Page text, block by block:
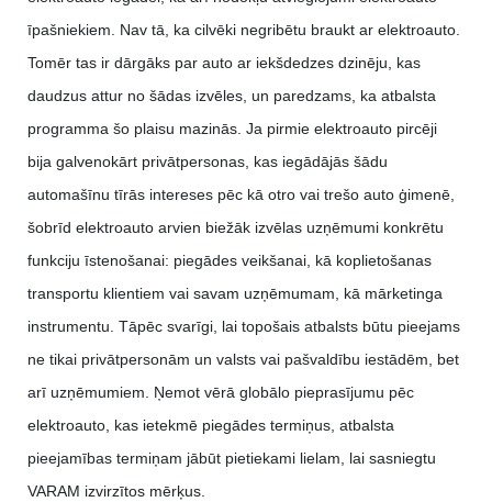
īpašniekiem. Nav tā, ka cilvēki negribētu braukt ar elektroauto.
Tomēr tas ir dārgāks par auto ar iekšdedzes dzinēju, kas
daudzus attur no šādas izvēles, un paredzams, ka atbalsta
programma šo plaisu mazinās. Ja pirmie elektroauto pircēji
bija galvenokārt privātpersonas, kas iegādājās šādu
automašīnu tīrās intereses pēc kā otro vai trešo auto ģimenē,
šobrīd elektroauto arvien biežāk izvēlas uzņēmumi konkrētu
funkciju īstenošanai: piegādes veikšanai, kā koplietošanas
transportu klientiem vai savam uzņēmumam, kā mārketinga
instrumentu. Tāpēc svarīgi, lai topošais atbalsts būtu pieejams
ne tikai privātpersonām un valsts vai pašvaldību iestādēm, bet
arī uzņēmumiem. Ņemot vērā globālo pieprasījumu pēc
elektroauto, kas ietekmē piegādes termiņus, atbalsta
pieejamības termiņam jābūt pietiekami lielam, lai sasniegtu
VARAM izvirzītos mērķus.